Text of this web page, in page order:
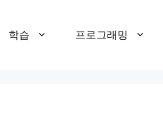
학습 프로그래밍